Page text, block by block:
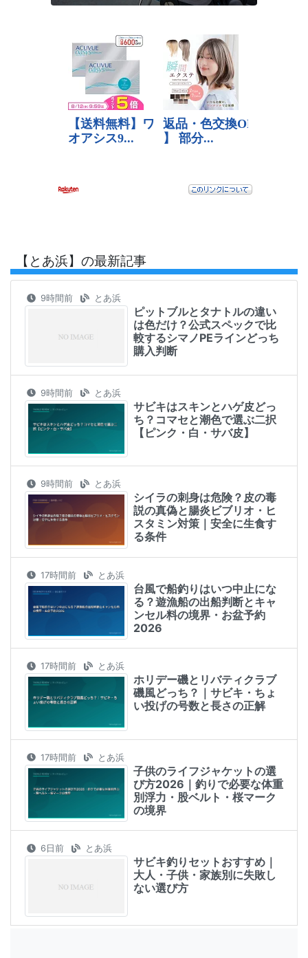
【とあ浜】の最新記事
9時間前 とあ浜
ピットブルとタナトルの違い
は色だけ？公式スペックで比
較するシマノPEラインどっち
購入判断
9時間前 とあ浜
サビキはスキンとハゲ皮どっ
ち？コマセと潮色で選ぶ二択
【ピンク・白・サバ皮】
9時間前 とあ浜
シイラの刺身は危険？皮の毒
説の真偽と腸炎ビブリオ・ヒ
スタミン対策｜安全に生食す
る条件
17時間前 とあ浜
台風で船釣りはいつ中止にな
る？遊漁船の出船判断とキャ
ンセル料の境界・お盆予約
2026
17時間前 とあ浜
ホリデー磯とリバティクラブ
磯風どっち？｜サビキ・ちょ
い投げの号数と長さの正解
17時間前 とあ浜
子供のライフジャケットの選
び方2026｜釣りで必要な体重
別浮力・股ベルト・桜マーク
の境界
6日前 とあ浜
サビキ釣りセットおすすめ｜
大人・子供・家族別に失敗し
ない選び方